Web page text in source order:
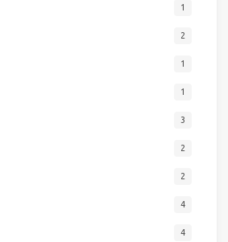
1
2
1
1
3
2
2
4
4